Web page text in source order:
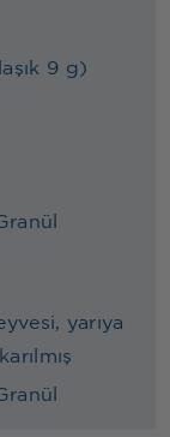
9 g)
yarıya